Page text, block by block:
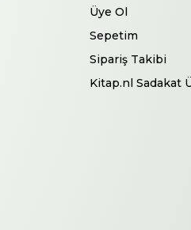
Üye Ol
Sepetim
Sipariş Takibi
Kitap.nl Sadakat